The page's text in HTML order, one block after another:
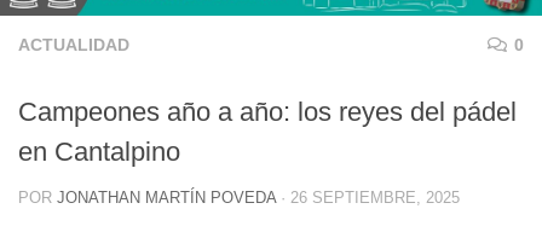
ACTUALIDAD 0
Campeones año a año: los reyes del pádel
en Cantalpino
POR JONATHAN MARTÍN POVEDA · 26 SEPTIEMBRE, 2025